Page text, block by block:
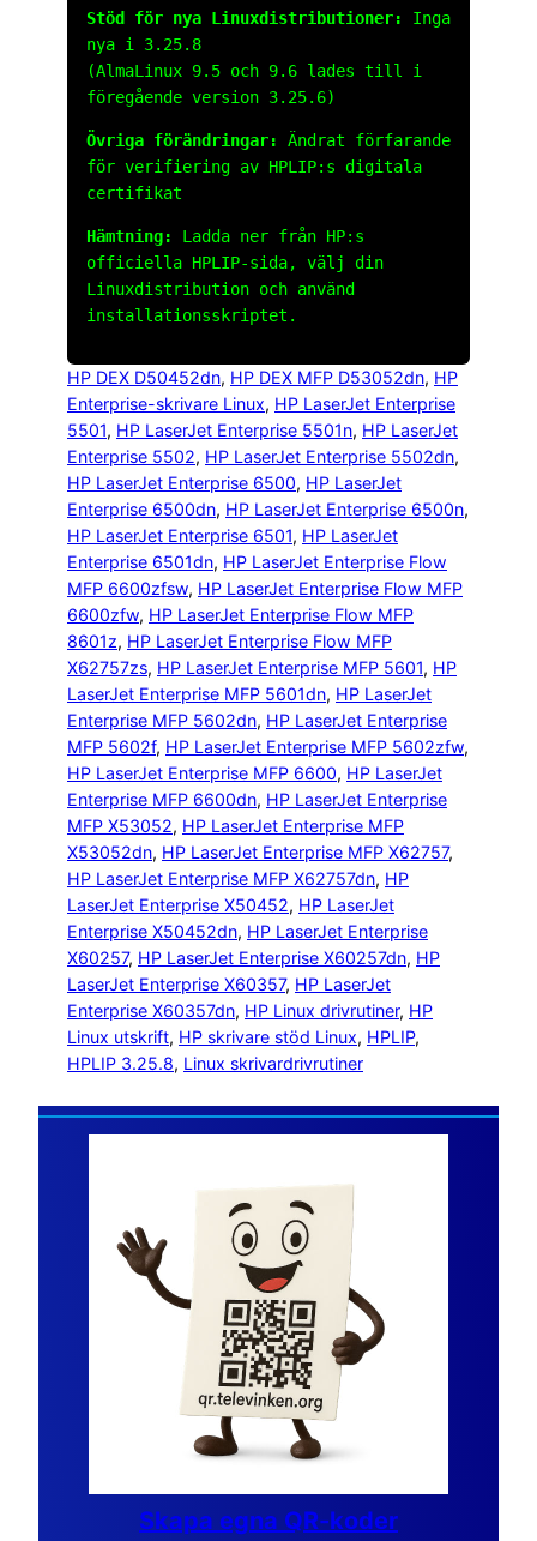
Stöd för nya Linuxdistributioner:
Inga
nya i 3.25.8
(AlmaLinux 9.5 och 9.6 lades till i
föregående version 3.25.6)
Övriga förändringar:
Ändrat förfarande
för verifiering av HPLIP:s digitala
certifikat
Hämtning:
Ladda ner från HP:s
officiella HPLIP-sida, välj din
Linuxdistribution och använd
installationsskriptet.
HP DEX D50452dn, HP DEX MFP D53052dn, HP
Enterprise-skrivare Linux, HP LaserJet Enterprise
5501, HP LaserJet Enterprise 5501n, HP LaserJet
Enterprise 5502, HP LaserJet Enterprise 5502dn
HP LaserJet Enterprise 6500, HP LaserJet
Enterprise 6500dn, HP LaserJet Enterprise 6500n
HP LaserJet Enterprise 6501, HP LaserJet
Enterprise 6501dn, HP LaserJet Enterprise Flow
MFP 6600zfsw, HP LaserJet Enterprise Flow MFP
6600zfw, HP LaserJet Enterprise Flow MFP
8601z, HP LaserJet Enterprise Flow MFP
X62757zs, HP LaserJet Enterprise MFP 5601, HP
LaserJet Enterprise MFP 5601dn, HP LaserJet
Enterprise MFP 5602dn, HP LaserJet Enterprise
MFP 5602f, HP LaserJet Enterprise MFP 5602zfw
HP LaserJet Enterprise MFP 6600, HP LaserJet
Enterprise MFP 6600dn, HP LaserJet Enterprise
MFP X53052, HP LaserJet Enterprise MFP
X53052dn, HP LaserJet Enterprise MFP X62757
HP LaserJet Enterprise MFP X62757dn, HP
LaserJet Enterprise X50452, HP LaserJet
Enterprise X50452dn, HP LaserJet Enterprise
X60257, HP LaserJet Enterprise X60257dn, HP
LaserJet Enterprise X60357, HP LaserJet
Enterprise X60357dn, HP Linux drivrutiner, HP
Linux utskrift, HP skrivare stöd Linux, HPLIP
HPLIP 3.25.8, Linux skrivardrivrutiner
Skapa egna QR-koder